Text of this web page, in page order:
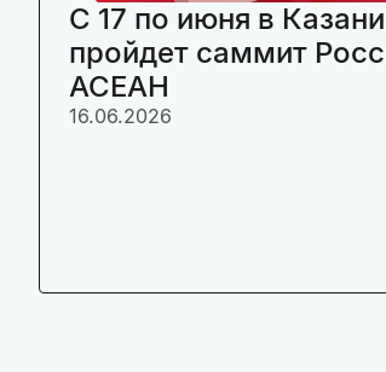
C 17 по июня в Казани
пройдет саммит
АСЕАН
16.06.2026